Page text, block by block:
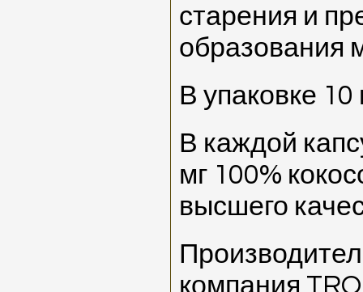
старения и
образования
В упаковке
В каждой
мг 100%
высшего
компания